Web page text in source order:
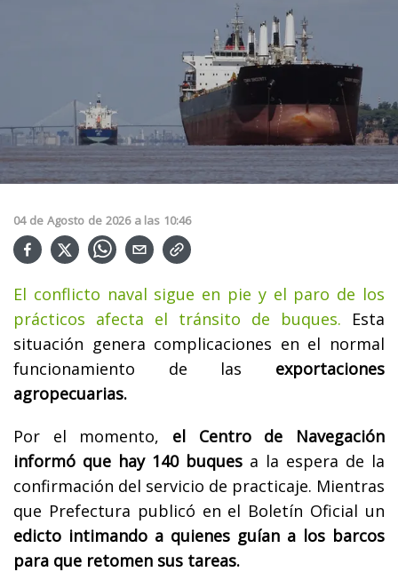
04 de Agosto de 2026 a las 10:46
El conflicto naval sigue en pie y el paro de los
prácticos afecta el tránsito de buques. Esta
situación genera complicaciones en el normal
funcionamiento de las exportaciones
agropecuarias.
Por el momento, el Centro de Navegación
informó que hay 140 buques a la espera de la
confirmación del servicio de practicaje. Mientras
que Prefectura publicó en el Boletín Oficial un
edicto intimando a quienes guían a los barcos
para que retomen sus tareas.